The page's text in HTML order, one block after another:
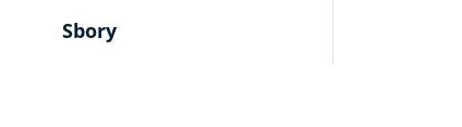
Sbory